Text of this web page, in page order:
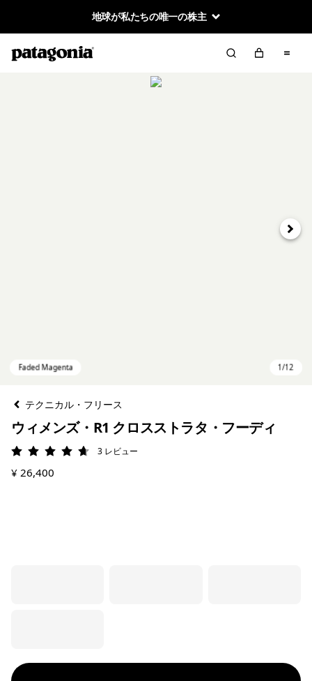
地球が私たちの唯一の株主
次へ
テクニカル・フリース
ウィメンズ・R1 クロスストラタ・フーディ
評価: 4.7 / 5
3 レビュー
¥ 26,400